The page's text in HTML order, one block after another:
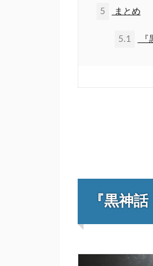
5 まとめ
5.1 『
『黒神